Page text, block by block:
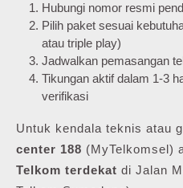
Hubungi nomor resmi
Pilih paket sesuai
atau triple play)
Jadwalkan pemasangan
Tikungan aktif dalam 1-3
verifikasi
Untuk kendala teknis atau
center 188 (MyTelkomsel)
Telkom terdekat di Jalan